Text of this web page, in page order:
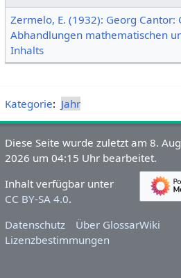
Zermelo, E. (1932): Georg Cantor:
Abhandlungen mathematischen
Inhalts
Kategorie: Jahr
Diese Seite wurde zuletzt am 8.
2026 um 04:15 Uhr bearbeitet.
Inhalt verfügbar unter
CC BY-SA 4.0.
Datenschutz
Über GlossarWiki
Lizenzbestimmungen